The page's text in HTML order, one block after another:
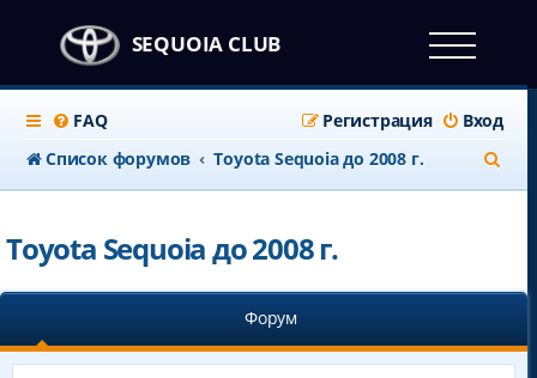
SEQUOIA CLUB
FAQ Вход
Регистрация
Список форумов
Toyota Sequoia до 2008 г.
о
Toyota Sequoia до 2008 г.
Форум